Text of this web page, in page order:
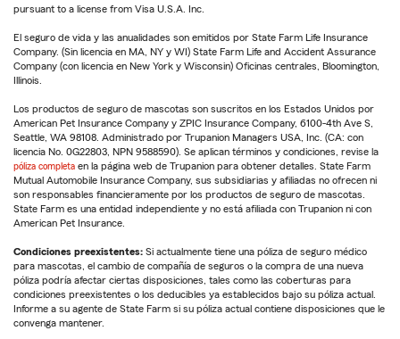
pursuant to a license from Visa U.S.A. Inc.
El seguro de vida y las anualidades son emitidos por State Farm Life Insurance
Company. (Sin licencia en MA, NY y WI) State Farm Life and Accident Assurance
Company (con licencia en New York y Wisconsin) Oficinas centrales, Bloomington,
Illinois.
Los productos de seguro de mascotas son suscritos en los Estados Unidos por
American Pet Insurance Company y ZPIC Insurance Company, 6100-4th Ave S,
Seattle, WA 98108. Administrado por Trupanion Managers USA, Inc. (CA: con
licencia No. 0G22803, NPN 9588590). Se aplican términos y condiciones, revise la
póliza completa en la página web de Trupanion para obtener detalles. State Farm
Mutual Automobile Insurance Company, sus subsidiarias y afiliadas no ofrecen ni
son responsables financieramente por los productos de seguro de mascotas.
State Farm es una entidad independiente y no está afiliada con Trupanion ni con
American Pet Insurance.
Condiciones preexistentes: Si actualmente tiene una póliza de seguro médico
para mascotas, el cambio de compañía de seguros o la compra de una nueva
póliza podría afectar ciertas disposiciones, tales como las coberturas para
condiciones preexistentes o los deducibles ya establecidos bajo su póliza actual.
Informe a su agente de State Farm si su póliza actual contiene disposiciones que le
convenga mantener.